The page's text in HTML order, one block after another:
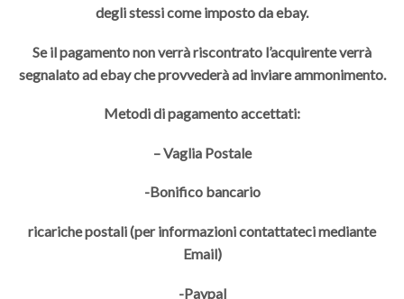
degli stessi come imposto da ebay.
Se il pagamento non verrà riscontrato l’acquirente verrà
segnalato ad ebay che provvederà ad inviare ammonimento.
Metodi di pagamento accettati:
– Vaglia Postale
-Bonifico bancario
ricariche postali (per informazioni contattateci mediante
Email)
-Paypal